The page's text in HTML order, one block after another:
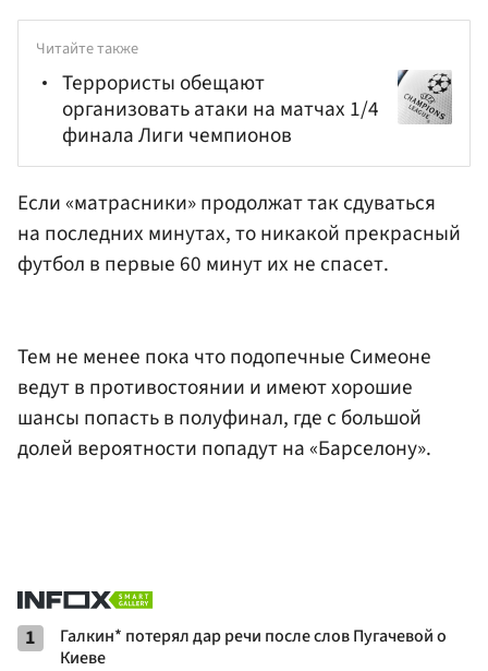
Читайте также
Террористы обещают
организовать атаки на матчах 1/4
финала Лиги чемпионов
Если «матрасники» продолжат так сдуваться
на последних минутах, то никакой прекрасный
футбол в первые 60 минут их не спасет.
Тем не менее пока что подопечные Симеоне
ведут в противостоянии и имеют хорошие
шансы попасть в полуфинал, где с большой
долей вероятности попадут на «Барселону».
1
Галкин* потерял дар речи после слов Пугачевой о
Киеве